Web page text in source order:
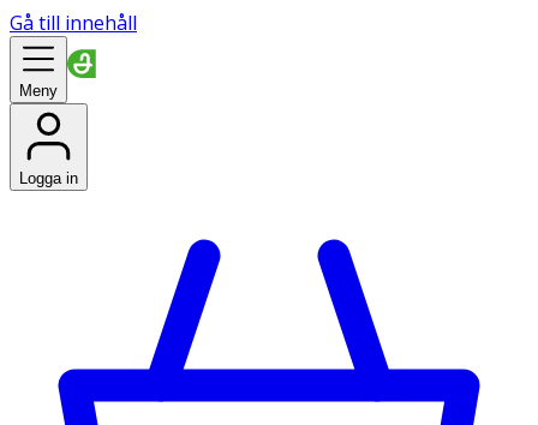
Gå till innehåll
Meny
Logga in